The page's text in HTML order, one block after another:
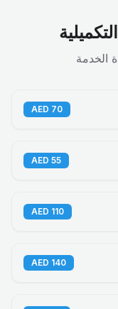
الخدمة
70
AED
55
AED
110
AED
140
AED